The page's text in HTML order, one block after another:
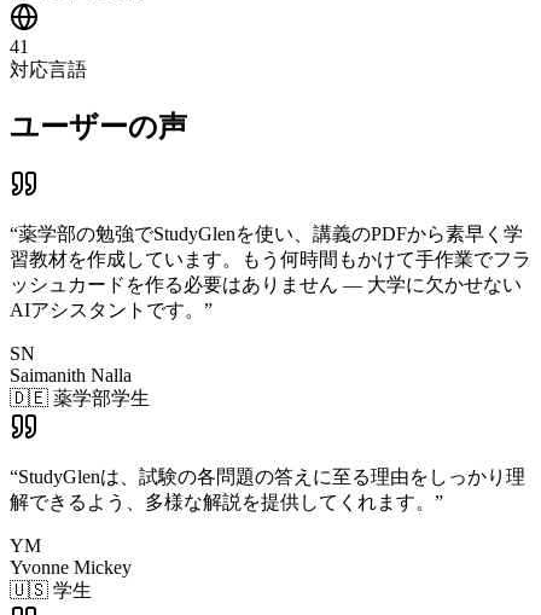
41
対応言語
ユーザーの声
“薬学部の勉強でStudyGlenを使い、講義のPDFから素早く学
習教材を作成しています。もう何時間もかけて手作業でフラ
ッシュカードを作る必要はありません — 大学に欠かせない
AIアシスタントです。 ”
SN
Saimanith Nalla
🇩🇪 薬学部学生
“StudyGlenは、試験の各問題の答えに至る理由をしっかり理
解できるよう、多様な解説を提供してくれます。 ”
YM
Yvonne Mickey
🇺🇸 学生